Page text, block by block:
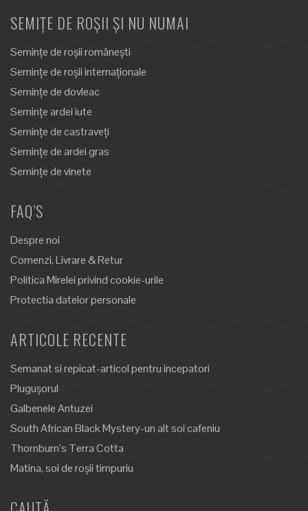
SEMIȚE DE ROȘII ȘI NU NUMAI
Semințe de roșii românești
Semințe de roșii internaționale
Semințe de dovleac
Semințe ardei iute
Semințe de castraveți
Semințe de ardei gras
Semințe de vinete
FAQ’S
Despre noi
Comenzi, Livrare & Retur
Politica Mirelei privind cookie-urile
Protectia datelor personale
ARTICOLE RECENTE
Semanat si repicat-articol pentru incepatori
Plugușorul
Galbenele Antuzei
South African Black Mystery-un alt soi cafeniu
Thornburn’s Terra Cotta
Matina, soi de roșii timpuriu